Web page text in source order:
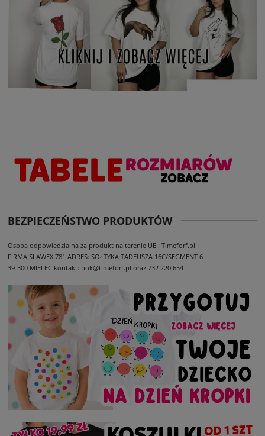
BEZPIECZEŃSTWO PRODUKTÓW
Osoba odpowiedzialna za produkt na terenie UE : Timeforf.pl
FIRMA SLAWEX 781 ADRES: SOŁTYKA TADEUSZA 16C/SEGMENT 6
39-300 MIELEC kontakt: bok@timeforf.pl oraz 732 220 654